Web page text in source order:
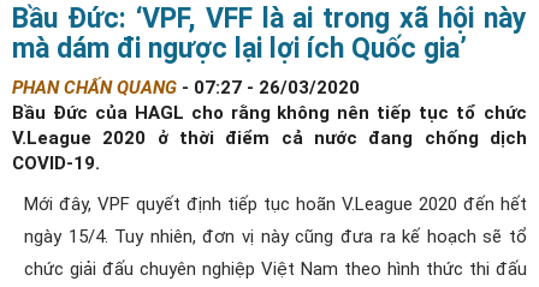
Bầu Đức: ‘VPF, VFF là ai trong xã hội này
mà dám đi ngược lại lợi ích Quốc gia’
PHAN CHẤN QUANG - 07:27 - 26/03/2020
Bầu Đức của HAGL cho rằng không nên tiếp tục tổ chức
V.League 2020 ở thời điểm cả nước đang chống dịch
COVID-19.
Mới đây, VPF quyết định tiếp tục hoãn V.League 2020 đến hết
ngày 15/4. Tuy nhiên, đơn vị này cũng đưa ra kế hoạch sẽ tổ
chức giải đấu chuyên nghiệp Việt Nam theo hình thức thi đấu